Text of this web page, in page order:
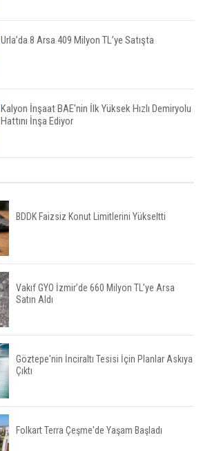
Urla’da 8 Arsa 409 Milyon TL’ye Satışta
Kalyon İnşaat BAE'nin İlk Yüksek Hızlı Demiryolu
Hattını İnşa Ediyor
TOKİ 51 İlde 540 Konut ve İş Yerini Satışa
Sunuyor
Yatırımcıların Bina Tercihi Değişiyor: Dijital Altyapı
Öne Çıkıyor
TOKİ'nin Kiralık Sosyal Konut Modeli Kiraları
Düşürür Mü?
BDDK Faizsiz Konut Limitlerini Yükseltti
Vakıf GYO İzmir’de 660 Milyon TL’ye Arsa
Satın Aldı
Göztepe'nin İnciraltı Tesisi İçin Planlar Askıya
Çıktı
Folkart Terra Çeşme'de Yaşam Başladı